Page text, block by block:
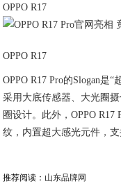
OPPO R17
OPPO R17
OPPO R17 Pro的Slogan是
采用大底传感器、大光圈
圈设计。此外，OPPO R17
纹，内置超大感光元件，支
推荐阅读： 山东品牌网